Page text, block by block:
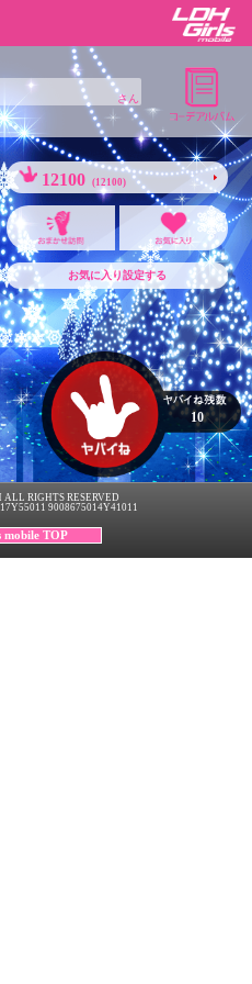
さん
12100 (12100)
お気に入り設定する
10
RIGHTS RESERVED
9008675014Y41011
TOP